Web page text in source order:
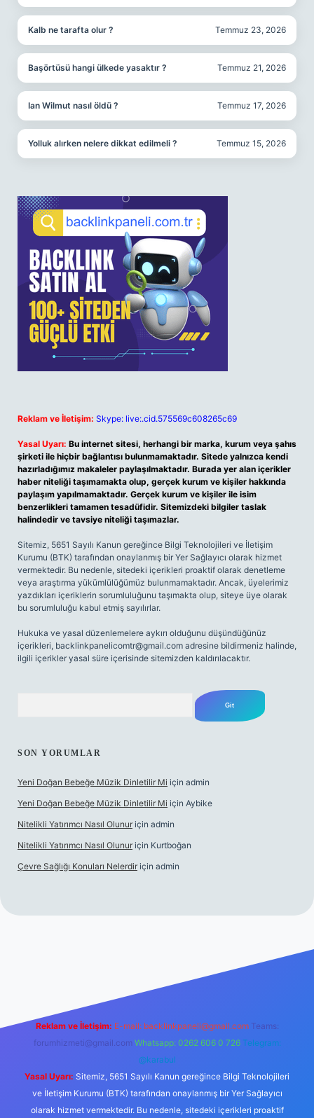
Kalb ne tarafta olur ? Temmuz 23, 2026
Başörtüsü hangi ülkede yasaktır ? Temmuz 21, 2026
Ian Wilmut nasıl öldü ? Temmuz 17, 2026
Yolluk alırken nelere dikkat edilmeli ? Temmuz 15, 2026
Reklam ve İletişim: Skype: live:.cid.575569c608265c69
Yasal Uyarı: Bu internet sitesi, herhangi bir marka, kurum veya şahıs
şirketi ile hiçbir bağlantısı bulunmamaktadır. Sitede yalnızca kendi
hazırladığımız makaleler paylaşılmaktadır. Burada yer alan içerikler
haber niteliği taşımamakta olup, gerçek kurum ve kişiler hakkında
paylaşım yapılmamaktadır. Gerçek kurum ve kişiler ile isim
benzerlikleri tamamen tesadüfidir. Sitemizdeki bilgiler taslak
halindedir ve tavsiye niteliği taşımazlar.
Sitemiz, 5651 Sayılı Kanun gereğince Bilgi Teknolojileri ve İletişim
Kurumu (BTK) tarafından onaylanmış bir Yer Sağlayıcı olarak hizmet
vermektedir. Bu nedenle, sitedeki içerikleri proaktif olarak denetleme
veya araştırma yükümlülüğümüz bulunmamaktadır. Ancak, üyelerimiz
yazdıkları içeriklerin sorumluluğunu taşımakta olup, siteye üye olarak
bu sorumluluğu kabul etmiş sayılırlar.
Hukuka ve yasal düzenlemelere aykırı olduğunu düşündüğünüz
içerikleri, backlinkpanelicomtr@gmail.com adresine bildirmeniz halinde,
ilgili içerikler yasal süre içerisinde sitemizden kaldırılacaktır.
SON YORUMLAR
Yeni Doğan Bebeğe Müzik Dinletilir Mi için admin
Yeni Doğan Bebeğe Müzik Dinletilir Mi için Aybike
Nitelikli Yatırımcı Nasıl Olunur için admin
Nitelikli Yatırımcı Nasıl Olunur için Kurtboğan
Çevre Sağlığı Konuları Nelerdir için admin
Reklam ve İletişim: E-mail: backlinkpaneli@gmail.com Teams:
forumhizmeti@gmail.com Whatsapp: 0262 606 0 726 Telegram:
@karabul
Yasal Uyarı: Sitemiz, 5651 Sayılı Kanun gereğince Bilgi Teknolojileri
ve İletişim Kurumu (BTK) tarafından onaylanmış bir Yer Sağlayıcı
olarak hizmet vermektedir. Bu nedenle, sitedeki içerikleri proaktif